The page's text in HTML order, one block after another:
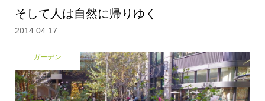
そして人は自然に帰りゆく
2014.04.17
ガーデン